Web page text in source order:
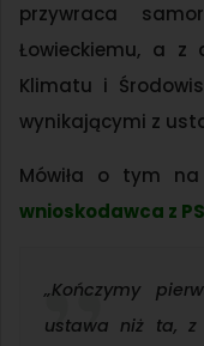
przywraca
Łowieckiemu, a z
Klimatu i
wynikającymi z
Mówiła o tym
wnioskodawca z
„Kończymy
ustawa niż ta, z